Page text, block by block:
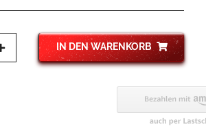
IN DEN WARENKORB